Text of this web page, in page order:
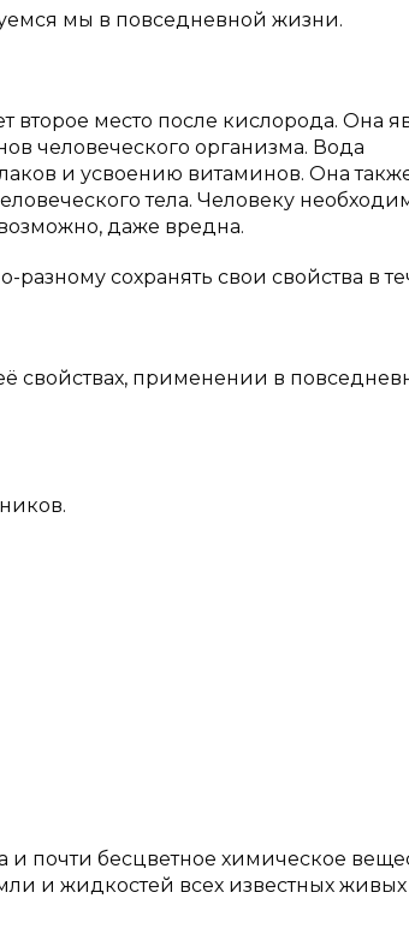
мы в повседневной жизни.
второе место после кислорода. Она
человеческого организма. Вода
и усвоению витаминов. Она
тела. Человеку
возможно, даже вредна.
разному сохранять свои свойства в
свойствах, применении в
и почти бесцветное химическое
и жидкостей всех известных живых